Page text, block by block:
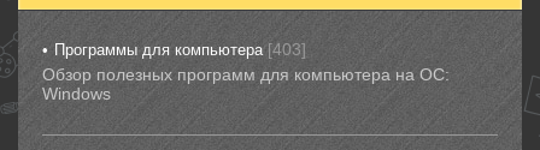
Программы для компьютера [403]
Обзор полезных программ для компьютера на ОС:
Windows